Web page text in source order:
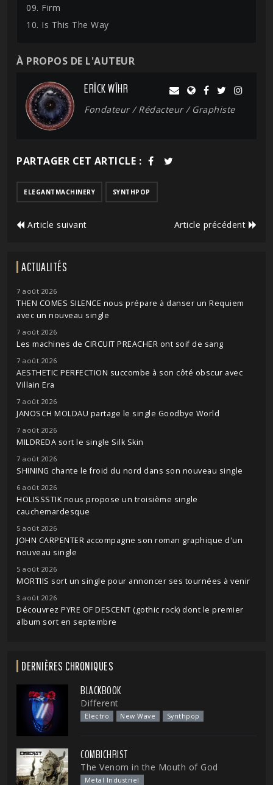
09. Firm
10. Is This The Way
À PROPOS DE L'AUTEUR
ERĪCK WĪHR
Fondateur / Rédacteur / Graphiste
PARTAGER CET ARTICLE :
ELEGANTMACHINERY SYNTHPOP
Article suivant Article précédent
ACTUALITÉS
7 août 2026
THEN COMES SILENCE nous prépare à danser un Requiem
avec un nouveau single
7 août 2026
Les machines de CIRCUIT PREACHER ont soif de sang
7 août 2026
AESTHETIC PERFECTION succombe à son côté obscur avec
Villain Era
7 août 2026
JANOSCH MOLDAU partage le single Goodbye World
7 août 2026
MILDREDA sort le single Silk Skin
7 août 2026
SHINING chante le froid du nord dans son nouveau single
6 août 2026
HOLISSSTIK nous propose un troisième single
cauchemardesque
5 août 2026
JOHN CARPENTER accompagne son roman graphique d'un
nouveau single
5 août 2026
MORTIIS sort un single pour annoncer ses tournées à venir
3 août 2026
Découvrez PYRE OF DESCENT (gothic rock) dont le premier
album sort en septembre
DERNIÈRES CHRONIQUES
BLACKBOOK
Different
Electro New Wave Synthpop
COMBICHRIST
The Venom in the Mouth of God
Metal Industriel